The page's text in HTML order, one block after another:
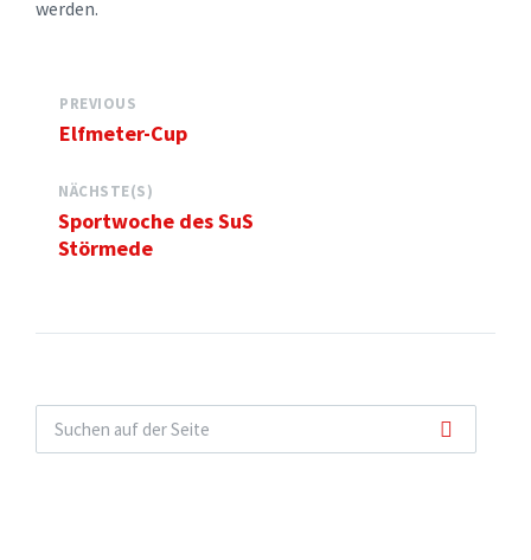
werden.
PREVIOUS
Elfmeter-Cup
NÄCHSTE(S)
Sportwoche des SuS
Störmede